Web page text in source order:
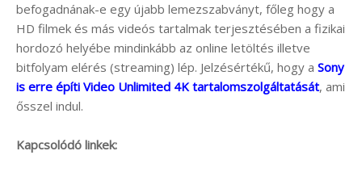
befogadnának-e egy újabb lemezszabványt, főleg hogy a
HD filmek és más videós tartalmak terjesztésében a fizikai
hordozó helyébe mindinkább az online letöltés illetve
bitfolyam elérés (streaming) lép. Jelzésértékű, hogy a Sony
is erre építi Video Unlimited 4K tartalomszolgáltatását, ami
ősszel indul.
Kapcsolódó linkek: